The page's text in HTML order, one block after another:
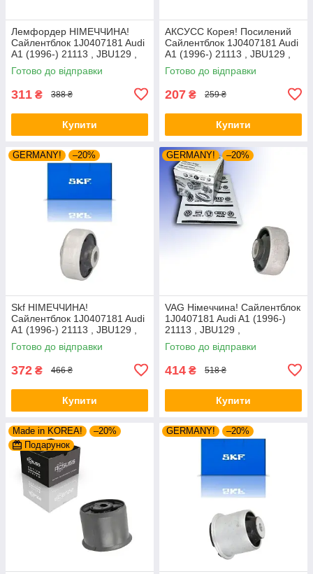
Лемфордер НІМЕЧЧИНА!
Сайлентблок 1J0407181 Audi
A1 (1996-) 21113 , JBU129 ,
VKDS331001
Готово до відправки
311 ₴ 388 ₴
Купити
АКСУСС Корея! Посилений
Сайлентблок 1J0407181 Audi
A1 (1996-) 21113 , JBU129 ,
VKDS331001
Готово до відправки
207 ₴ 259 ₴
Купити
GERMANY! –20%
Skf НІМЕЧЧИНА!
Сайлентблок 1J0407181 Audi
A1 (1996-) 21113 , JBU129 ,
VKDS331001
Готово до відправки
372 ₴ 466 ₴
Купити
GERMANY! –20%
VAG Німеччина! Сайлентблок
1J0407181 Audi A1 (1996-)
21113 , JBU129 ,
VKDS331001
Готово до відправки
414 ₴ 518 ₴
Купити
Made in KOREA!
–20%
Подарунок
GERMANY! –20%